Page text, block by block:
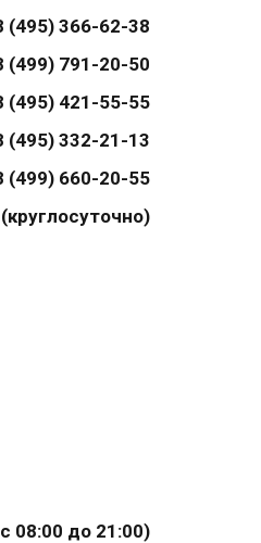
(495) 366-62-38
(499) 791-20-50
(495) 421-55-55
(495) 332-21-13
(499) 660-20-55
08:00 до 21:00)